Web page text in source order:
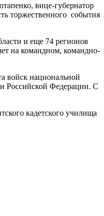
вице-губернатор
торжественного события
и еще 74 регионов
на командном, командно-
войск национальной
Российской Федерации. С
кадетского училища